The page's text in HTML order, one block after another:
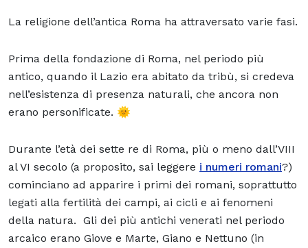
La religione dell’antica Roma ha attraversato varie fasi.
Prima della fondazione di Roma, nel periodo più
antico, quando il Lazio era abitato da tribù, si credeva
nell’esistenza di presenza naturali, che ancora non
erano personificate. 🌞
Durante l’età dei sette re di Roma, più o meno dall’VIII
al VI secolo (a proposito, sai leggere i numeri romani?)
cominciano ad apparire i primi dei romani, soprattutto
legati alla fertilità dei campi, ai cicli e ai fenomeni
della natura. Gli dei più antichi venerati nel periodo
arcaico erano Giove e Marte, Giano e Nettuno (in